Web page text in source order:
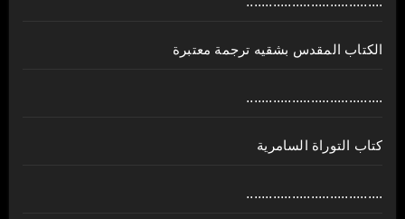
الكتاب المقدس بشقيه ترجمة معتبرة
....................................
كتاب التوراة السامرية
....................................